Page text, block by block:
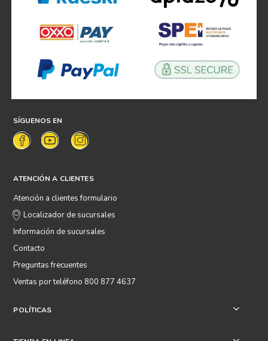
SÍGUENOS EN
ATENCIÓN A CLIENTES
Atención a clientes formulario
Localizador de sucursales
Información de sucursales
Contacto
Preguntas frecuentes
Ventas por teléfono 800 877 4637
POLÍTICAS +